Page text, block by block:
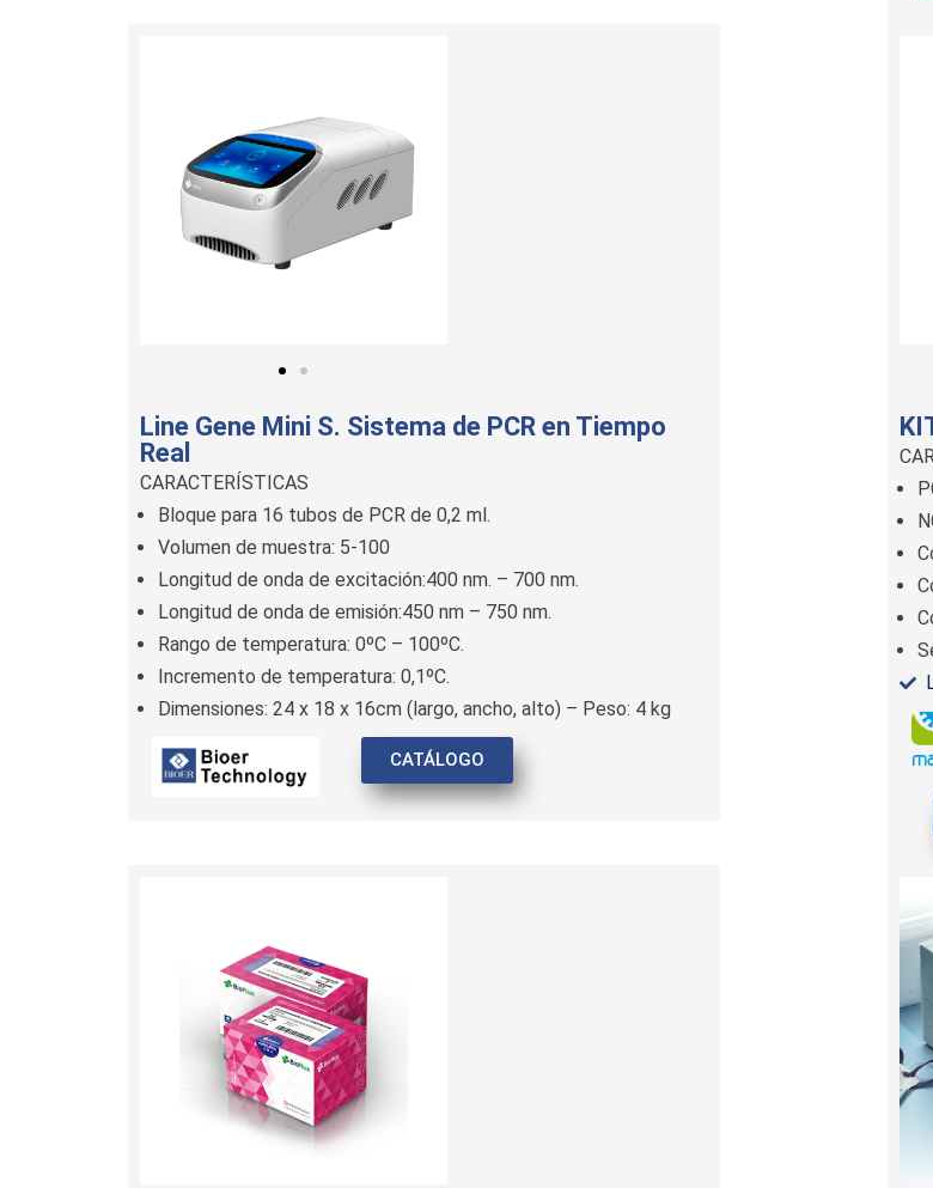
Line Gene Mini S. Sistema de PCR en Tiempo
Real
CARACTERÍSTICAS
Bloque para 16 tubos de PCR de 0,2 ml.
Volumen de muestra: 5-100
Longitud de onda de excitación:400 nm. – 700 nm.
Longitud de onda de emisión:450 nm – 750 nm.
Rango de temperatura: 0ºC – 100ºC.
Incremento de temperatura: 0,1ºC.
Dimensiones: 24 x 18 x 16cm (largo, ancho, alto) – Peso: 4 kg
CATÁLOGO